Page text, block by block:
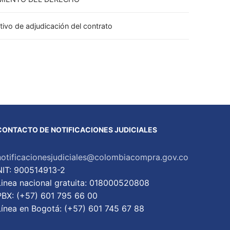
de adjudicación del contrato
DE NOTIFICACIONES JUDICIALES
900514913-2
nacional gratuita: 018000520808
(+57) 601 795 66 00
en Bogotá: (+57) 601 745 67 88